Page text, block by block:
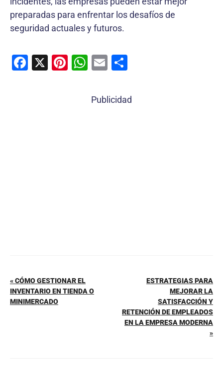
preparadas para enfrentar los desafíos de
seguridad actuales y futuros.
F
X
Pi W
at
E
ai m
Publicidad
« CÓMO GESTIONAR EL
INVENTARIO EN TIENDA O
MINIMERCADO
ESTRATEGIAS PARA
MEJORAR LA
SATISFACCIÓN Y
RETENCIÓN DE EMPLEADOS
EN LA EMPRESA MODERNA
»